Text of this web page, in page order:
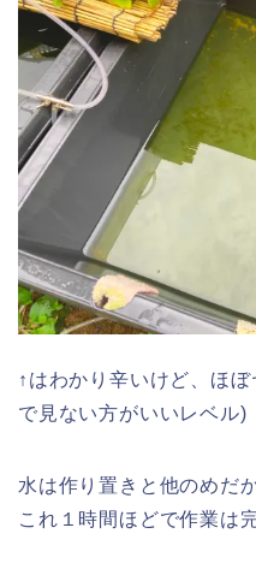
↑はわかり辛いけど、ほ
で見ない方がいいレベル)
水は作り置きと他のめだ
これ１時間ほどで作業は